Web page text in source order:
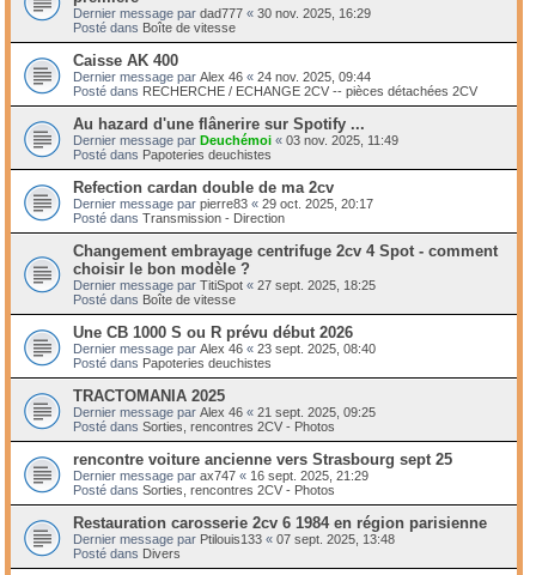
Dernier message par dad777 « 30 nov. 2025, 16:29
Posté dans Boîte de vitesse
Caisse AK 400
Dernier message par Alex 46 « 24 nov. 2025, 09:44
Posté dans RECHERCHE / ECHANGE 2CV -- pièces détachées 2CV
Au hazard d'une flânerire sur Spotify ...
Dernier message par Deuchémoi « 03 nov. 2025, 11:49
Posté dans Papoteries deuchistes
Refection cardan double de ma 2cv
Dernier message par pierre83 « 29 oct. 2025, 20:17
Posté dans Transmission - Direction
Changement embrayage centrifuge 2cv 4 Spot - comment
choisir le bon modèle ?
Dernier message par TitiSpot « 27 sept. 2025, 18:25
Posté dans Boîte de vitesse
Une CB 1000 S ou R prévu début 2026
Dernier message par Alex 46 « 23 sept. 2025, 08:40
Posté dans Papoteries deuchistes
TRACTOMANIA 2025
Dernier message par Alex 46 « 21 sept. 2025, 09:25
Posté dans Sorties, rencontres 2CV - Photos
rencontre voiture ancienne vers Strasbourg sept 25
Dernier message par ax747 « 16 sept. 2025, 21:29
Posté dans Sorties, rencontres 2CV - Photos
Restauration carosserie 2cv 6 1984 en région parisienne
Dernier message par Ptilouis133 « 07 sept. 2025, 13:48
Posté dans Divers